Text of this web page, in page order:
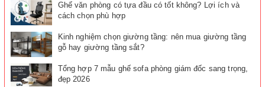
Ghế văn phòng có tựa đầu có tốt không? Lợi ích và
cách chọn phù hợp
Kinh nghiệm chọn giường tầng: nên mua giường tầng
gỗ hay giường tầng sắt?
Tổng hợp 7 mẫu ghế sofa phòng giám đốc sang trọng,
đẹp 2026